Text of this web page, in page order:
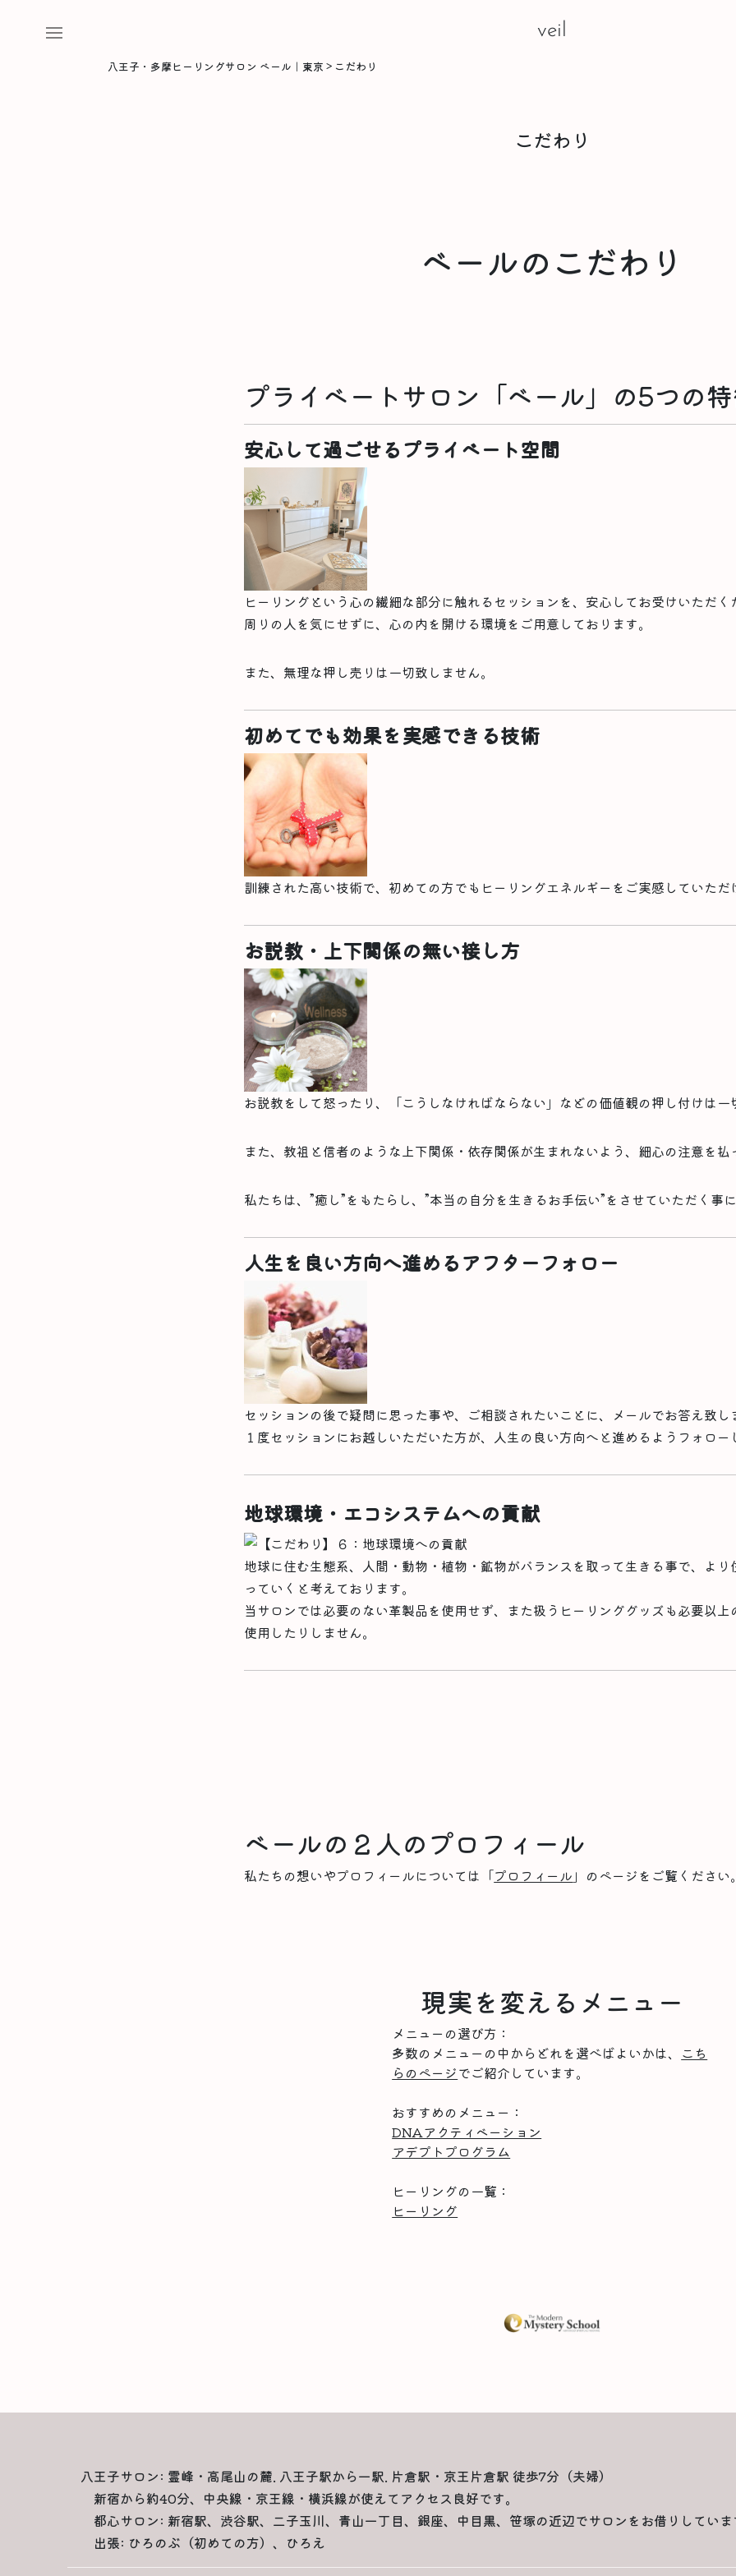
veil
八王子・多摩ヒーリングサロン ベール｜東京 > こだわり
こだわり
ベールのこだわり
プライベートサロン「ベール」の5つの
安心して過ごせるプライベート空間
ヒーリングという心の繊細な部分に触れるセッションを、安心してお受けいただく
周りの人を気にせずに、心の内を開ける環境をご用意しております。
また、無理な押し売りは一切致しません。
初めてでも効果を実感できる技術
訓練された高い技術で、初めての方でもヒーリングエネルギーをご実感していただ
お説教・上下関係の無い接し方
お説教をして怒ったり、「こうしなければならない」などの価値観の押し付けは一
また、教祖と信者のような上下関係・依存関係が生まれないよう、細心の注意を払
私たちは、”癒し”をもたらし、”本当の自分を生きるお手伝い”をさせていただく事
人生を良い方向へ進めるアフターフォロー
セッションの後で疑問に思った事や、ご相談されたいことに、メールでお答え致し
１度セッションにお越しいただいた方が、人生の良い方向へと進めるようフォロー
地球環境・エコシステムへの貢献
地球に住む生態系、人間・動物・植物・鉱物がバランスを取って生きる事で、より
っていくと考えております。
当サロンでは必要のない革製品を使用せず、また扱うヒーリンググッズも必要以上
使用したりしません。
ベールの２人のプロフィール
私たちの想いやプロフィールについては「プロフィール 」のページをご覧ください。
現実を変えるメニュー
メニューの選び方：
多数のメニューの中からどれを選べばよいかは、 こち
らのページでご紹介しています。
おすすめのメニュー：
DNAアクティベーション
アデプトプログラム
ヒーリングの一覧：
ヒーリング
八王子サロン: 霊峰・高尾山の麓. 八王子駅から一駅. 片倉駅・京王片倉駅 徒歩7分（夫婦）
新宿から約40分、中央線・京王線・横浜線が使えてアクセス良好です。
都心サロン: 新宿駅、渋谷駅、二子玉川、青山一丁目、銀座、中目黒、笹塚の近辺でサロンをお借りしていま
出張: ひろのぶ（初めての方）、ひろえ